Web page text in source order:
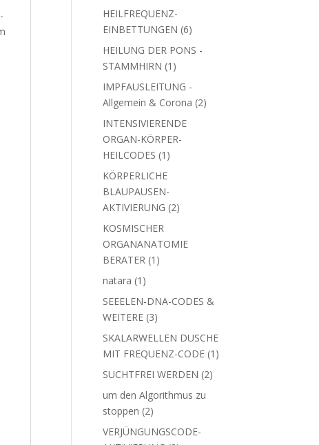
Produkt
HEILFREQUENZ-
EINBETTUNGEN 66
Produkte
HEILUNG DER PONS -
STAMMHIRN 11
Produkt
IMPFAUSLEITUNG -
Allgemein & Corona 22
INTENSIVIERENDE
ORGAN-KÖRPER-
HEILCODES 11
Produkt
KÖRPERLICHE
BLAUPAUSEN-
AKTIVIERUNG 22
KOSMISCHER
ORGANANATOMIE
BERATER 11
natara 11
Produkt
SEEELEN-DNA-CODES &
WEITERE 33
Produkte
SKALARWELLEN DUSCHE
MIT FREQUENZ-CODE 11
Produkt
SUCHTFREI WERDEN 22
um den Algorithmus zu
stoppen 22
Produkte
VERJÜNGUNGSCODE-
X